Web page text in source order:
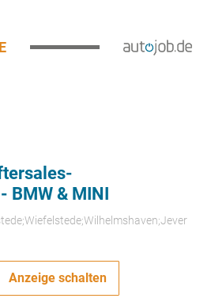
BMW & MINI
Anzeige schalten